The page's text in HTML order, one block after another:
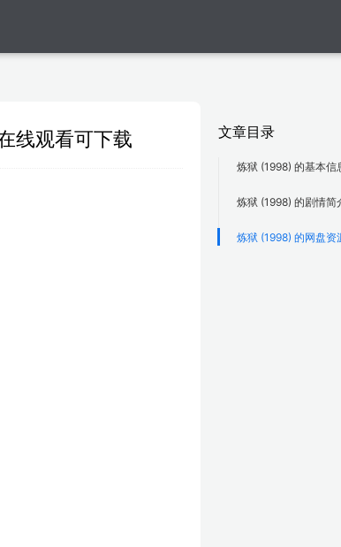
线观看可下载 文章目录
炼狱 (1998) 的基本信
炼狱 (1998) 的剧情简
炼狱 (1998) 的网盘资